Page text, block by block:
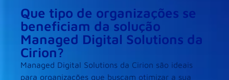
Que tipo de organizações se
beneficiam da solução
Managed Digital Solutions da
Cirion?
Managed Digital Solutions da Cirion são ideais
para organizações que buscam otimizar a sua